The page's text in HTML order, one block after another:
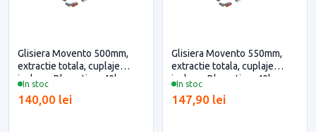
In stoc
Glisiera Movento 500mm,
extractie totala, cuplaje
incluse, Blumotion, 40kg,
eficiente
140,00 lei
In stoc
Glisiera Movento 550mm,
extractie totala, cuplaje
incluse, Blumotion, 40kg,
eficiente
147,90 lei